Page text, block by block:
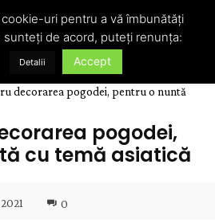
decorarea pogodei, pentru o nuntă
pogodei,
cu temă asiatică
0
uri pentru a vă îmbunătăți
sunteți de acord, puteți renunța:
Detalii Accept